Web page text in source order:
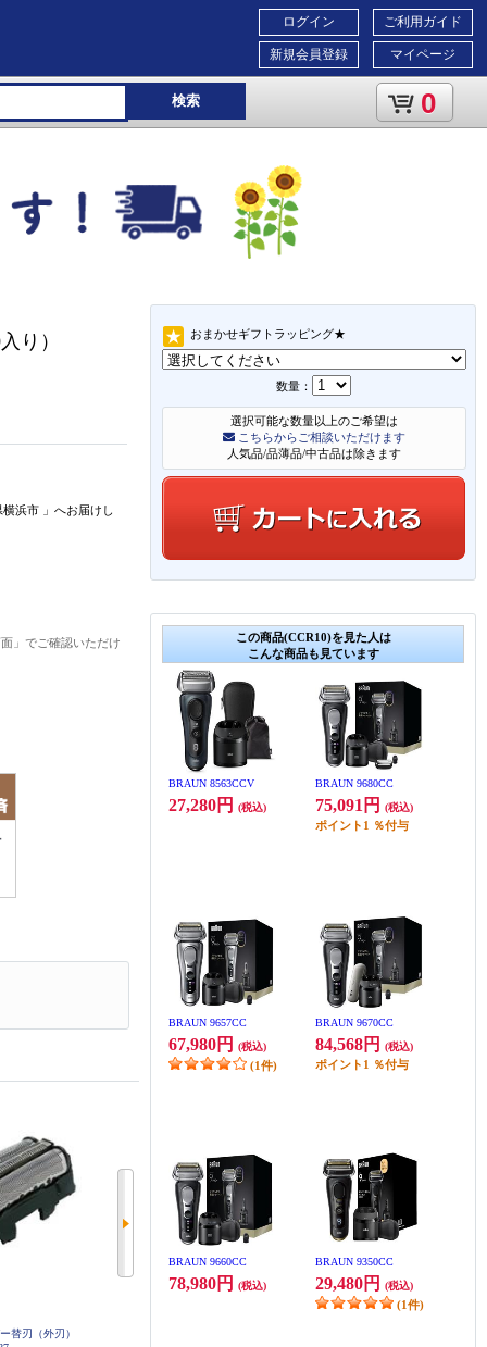
ご利用ガイド
マイページ
ログイン
新規会員登録
検索 0
おまかせギフトラッピング★
数量：
選択可能な数量以上のご希望は
こちらからご相談いただけます
人気品/品薄品/中古品は除きます
この商品(CCR10)を見た人は
こんな商品も見ています
BRAUN 8563CCV
27,280円 (税込)
BRAUN 9680CC
75,091円 (税込)
ポイント 1 ％付与
BRAUN 9657CC
67,980円 (税込)
(1件)
BRAUN 9670CC
84,568円 (税込)
ポイント 1 ％付与
BRAUN 9660CC
78,980円 (税込)
BRAUN 9350CC
29,480円 (税込)
(1件)
り）
横浜市 」 へお届けし
」でご確認いただけ
替刃（外刃）